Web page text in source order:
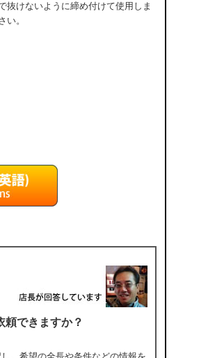
抜けないように締め付けて使用しま
。
頼できますか？